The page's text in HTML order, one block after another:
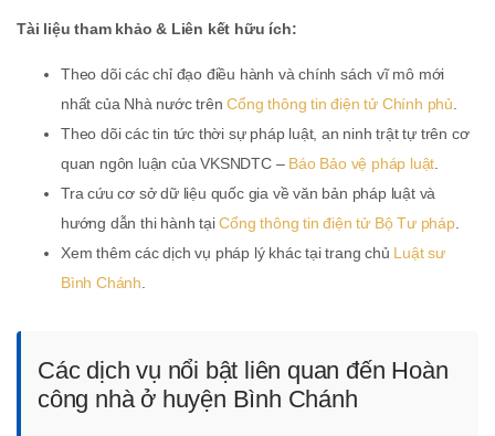
Tài liệu tham khảo & Liên kết hữu ích:
Theo dõi các chỉ đạo điều hành và chính sách vĩ mô mới
nhất của Nhà nước trênCổng thông tin điện tử Chính phủ
Theo dõi các tin tức thời sự pháp luật, an ninh trật tự trên cơ
quan ngôn luận của VKSNDTC – Báo Bảo vệ pháp luật
Tra cứu cơ sở dữ liệu quốc gia về văn bản pháp luật và
hướng dẫn thi hành tạiCổng thông tin điện tử Bộ Tư pháp.
Xem thêm các dịch vụ pháp lý khác tại trang chủ Luật sư
Bình Chánh
Các dịch vụ nổi bật liên quan đến Hoàn
công nhà ở huyện Bình Chánh